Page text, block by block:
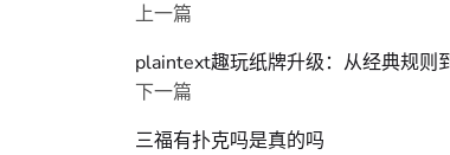
上一篇
plaintext趣玩纸牌升级：从经典规则
下一篇
三福有扑克吗是真的吗